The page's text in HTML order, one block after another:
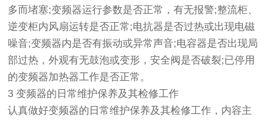
多而堵塞;变频器运行参数是否正常，有无报警;整流柜、
逆变柜内风扇运转是否正常;电抗器是否过热或出现电磁
噪音;变频器内是否有振动或异常声音;电容器是否出现局
部过热，外观有无鼓泡或变形，安全阀是否破裂;已停用
的变频器加热器工作是否正常。
3 变频器的日常维护保养及其检修工作
认真做好变频器的日常维护保养及其检修工作，内容主